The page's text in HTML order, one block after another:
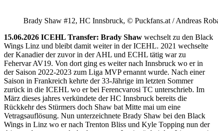
Brady Shaw #12, HC Innsbruck, © Puckfans.at / Andreas
15.06.2026 ICEHL Transfer: Brady Shaw wechselt zu den Black
Wings Linz und bleibt damit weiter in der ICEHL. 2021 wechselte
der Kanadier der zuvor in der AHL und ECHL tätig war zu
Fehervar AV19. Von dort ging es weiter nach Innsbruck wo er in
der Saison 2022-2023 zum Liga MVP ernannt wurde. Nach einer
Saison in Frankreich kehrte der 33-Jährige im letzten Sommer
zurück in die ICEHL wo er bei Ferencvarosi TC unterschrieb. Im
März dieses jahres verkündete der HC Innsbruck bereits die
Rückkehr des Stürmers doch Shaw bat Mitte mai um eine
Vetragsauflösung. Nun unterzeichnete Brady Shaw bei den Black
Wings in Linz wo er nach Trenton Bliss und Kyle Topping nun der